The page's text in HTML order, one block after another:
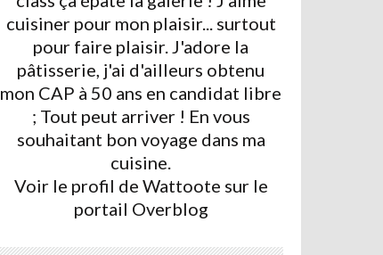
cuisiner pour mon plaisir... surtout
pour faire plaisir. J'adore la
pâtisserie, j'ai d'ailleurs obtenu
mon CAP à 50 ans en candidat libre
; Tout peut arriver ! En vous
souhaitant bon voyage dans ma
cuisine.
Voir le profil de Wattoote sur le
portail Overblog